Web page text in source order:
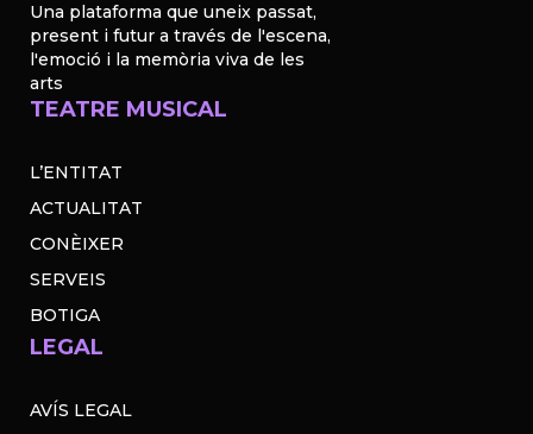
Una plataforma que uneix passat,
present i futur a través de l'escena,
l'emoció i la memòria viva de les
arts
TEATRE MUSICAL
L’ENTITAT
ACTUALITAT
CONÈIXER
SERVEIS
BOTIGA
LEGAL
AVÍS LEGAL